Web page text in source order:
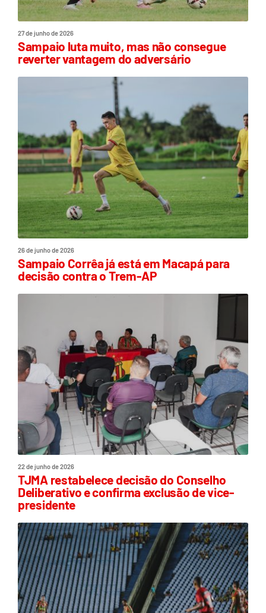
27 de junho de 2026
Sampaio luta muito, mas não consegue
reverter vantagem do adversário
26 de junho de 2026
Sampaio Corrêa já está em Macapá para
decisão contra o Trem-AP
22 de junho de 2026
TJMA restabelece decisão do Conselho
Deliberativo e confirma exclusão de vice-
presidente